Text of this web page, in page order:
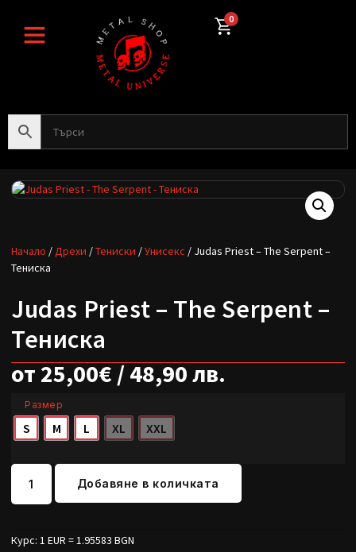
0
Начало /Дрехи /Тениски /Унисекс / Judas Priest – The Serpent –
Тениска
Judas Priest – The Serpent –
Тениска
от25,00€/ 48,90 лв.
Размер
S M L XL XXL
Добавяне в количката
Курс: 1 EUR = 1.95583 BGN